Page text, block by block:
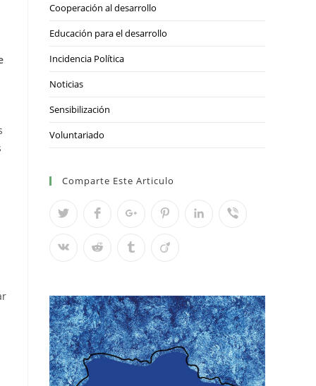
Cooperación al desarrollo
Educación para el desarrollo
Incidencia Política
Noticias
Sensibilización
Voluntariado
Comparte Este Articulo